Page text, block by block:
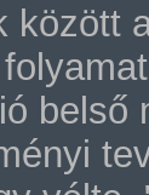
között